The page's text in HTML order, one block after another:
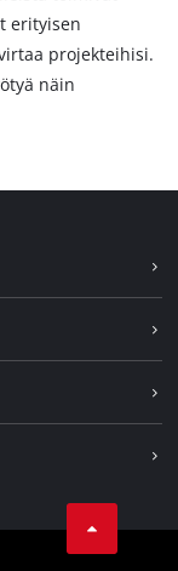
erityisen
projekteihisi.
näin